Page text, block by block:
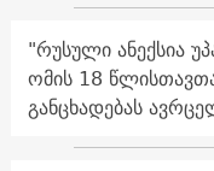
"რუსული ანექსია
ომის 18
განცხადებას